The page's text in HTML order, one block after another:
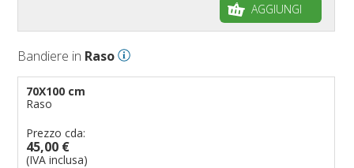
AGGIUNGI
Bandiere in Raso
70X100 cm
Raso
Prezzo cda:
45,00 €
(IVA inclusa)